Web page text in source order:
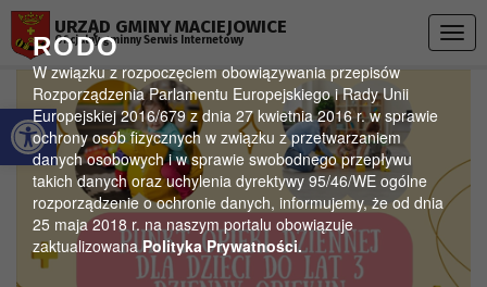
Otwórz pasek narzędzi
RODO
W związku z rozpoczęciem obowiązywania przepisów
Rozporządzenia Parlamentu Europejskiego i Rady Unii
Europejskiej 2016/679 z dnia 27 kwietnia 2016 r. w sprawie
ochrony osób fizycznych w związku z przetwarzaniem
danych osobowych i w sprawie swobodnego przepływu
takich danych oraz uchylenia dyrektywy 95/46/WE ogólne
rozporządzenie o ochronie danych, informujemy, że od dnia
25 maja 2018 r. na naszym portalu obowiązuje
zaktualizowanaPolityka Prywatności.
URZĄD GMINY MACIEJOWICE
Oficjalny gminny Serwis Internetowy